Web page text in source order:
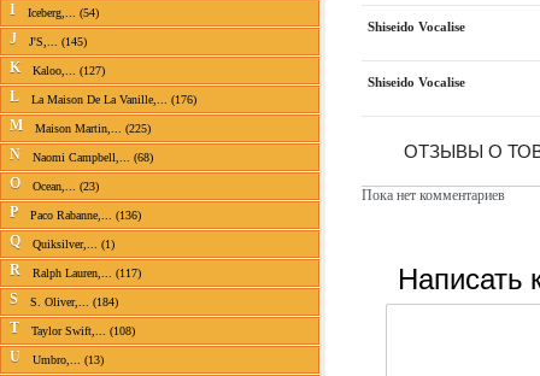
I Iceberg,... (54)
J J'S,... (145)
K Kaloo,... (127)
L La Maison De La Vanille,... (176)
M Maison Martin,... (225)
N Naomi Campbell,... (68)
O Ocean,... (23)
P Paco Rabanne,... (136)
Q Quiksilver,... (1)
R Ralph Lauren,... (117)
S S. Oliver,... (184)
T Taylor Swift,... (108)
U Umbro,... (13)
Shiseido Vocalise
Shiseido Vocalise
ОТЗЫВЫ О
Пока нет комментариев
Написать